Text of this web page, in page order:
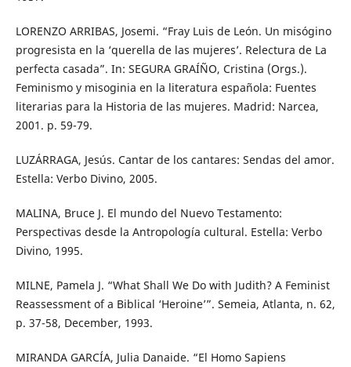
LORENZO ARRIBAS, Josemi. “Fray Luis de León. Un misógino
progresista en la ‘querella de las mujeres’. Relectura de La
perfecta casada”. In: SEGURA GRAÍÑO, Cristina (Orgs.).
Feminismo y misoginia en la literatura española: Fuentes
literarias para la Historia de las mujeres. Madrid: Narcea,
2001. p. 59-79.
LUZÁRRAGA, Jesús. Cantar de los cantares: Sendas del amor.
Estella: Verbo Divino, 2005.
MALINA, Bruce J. El mundo del Nuevo Testamento:
Perspectivas desde la Antropología cultural. Estella: Verbo
Divino, 1995.
MILNE, Pamela J. “What Shall We Do with Judith? A Feminist
Reassessment of a Biblical ‘Heroine’”. Semeia, Atlanta, n. 62,
p. 37-58, December, 1993.
MIRANDA GARCÍA, Julia Danaide. “El Homo Sapiens